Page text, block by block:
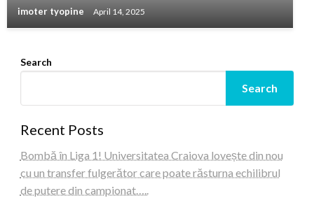
imoter tyopine April 14, 2025
Search
Search
Recent Posts
Bombă în Liga 1! Universitatea Craiova lovește din nou
cu un transfer fulgerător care poate răsturna echilibrul
de putere din campionat…..